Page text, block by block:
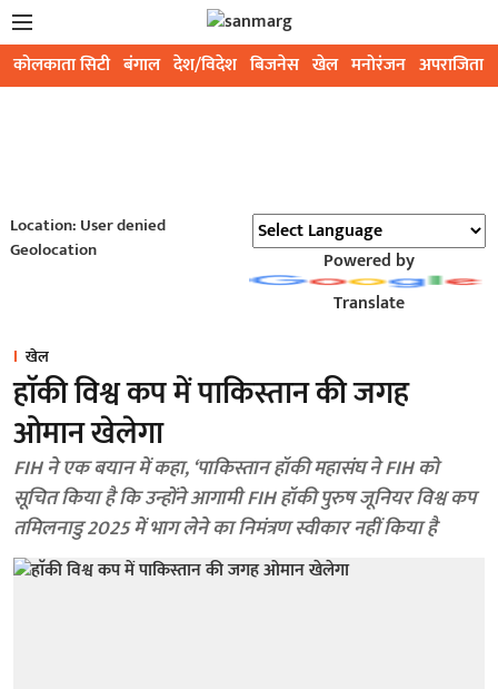
कोलकाता सिटी बंगाल देश/विदेश बिजनेस खेल मनोरंजन अपराजिता
Location: User denied
Geolocation
Powered by
Translate
खेल
हाॅकी विश्व कप में पाकिस्तान की जगह
ओमान खेलेगा
FIH ने एक बयान में कहा, ‘पाकिस्तान हॉकी महासंघ ने FIH को
सूचित किया है कि उन्होंने आगामी FIH हॉकी पुरुष जूनियर विश्व कप
तमिलनाडु 2025 में भाग लेने का निमंत्रण स्वीकार नहीं किया है